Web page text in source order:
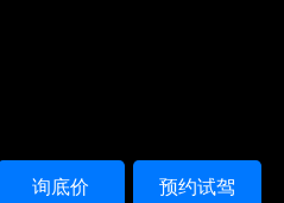
预约试驾
询底价